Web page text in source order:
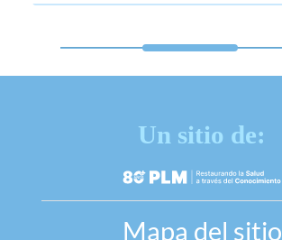
Un sitio de:
Mapa del sitio